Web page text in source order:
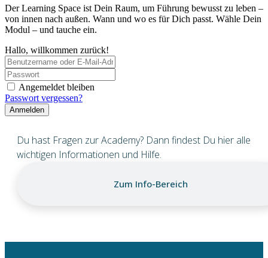
Der Learning Space ist Dein Raum, um Führung bewusst zu leben –
von innen nach außen. Wann und wo es für Dich passt. Wähle Dein
Modul – und tauche ein.
Hallo, willkommen zurück!
Angemeldet bleiben
Passwort vergessen?
Anmelden
Du hast Fragen zur Academy? Dann findest Du hier alle
wichtigen Informationen und Hilfe.
Zum Info-Bereich